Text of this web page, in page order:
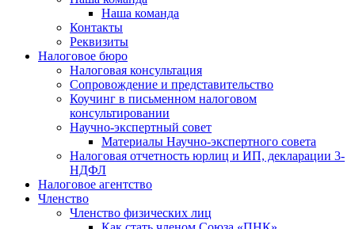
Наша команда
Контакты
Реквизиты
Налоговое бюро
Налоговая консультация
Cопровождение и представительство
Коучинг в письменном налоговом
консультировании
Научно-экспертный совет
Материалы Научно-экспертного совета
Налоговая отчетность юрлиц и ИП, декларации 3-
НДФЛ
Налоговое агентство
Членство
Членство физических лиц